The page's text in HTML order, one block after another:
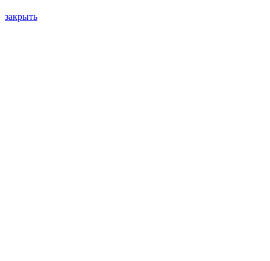
закрыть